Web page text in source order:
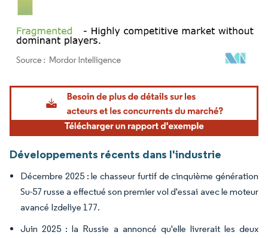
Image © Mordor Intelligence. La réutilisation nécessite une attribution sous CC BY
Développements récents dans l'industrie
Décembre 2025 : le chasseur furtif de cinquième génération
Su-57 russe a effectué son premier vol d'essai avec le moteur
avancé Izdeliye 177.
Juin 2025 : la Russie a annoncé qu'elle livrerait les deux